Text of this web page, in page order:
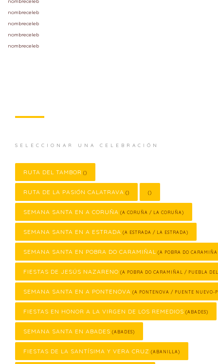
nombreceleb
nombreceleb
nombreceleb
nombreceleb
SELECCIONAR UNA CELEBRACIÓN
RUTA DEL TAMBOR ()
RUTA DE LA PASIÓN CALATRAVA () ()
SEMANA SANTA EN A CORUÑA (A CORUÑA / LA CORUÑA)
SEMANA SANTA EN A ESTRADA (A ESTRADA / LA ESTRADA)
SEMANA SANTA EN POBRA DO CARAMIÑAL (A POBRA DO
FIESTAS DE JESÚS NAZARENO (A POBRA DO CARAMIÑAL / PUEBLA
SEMANA SANTA EN A PONTENOVA (A PONTENOVA / PUENTE NUEVO-
FIESTAS EN HONOR A LA VIRGEN DE LOS REMEDIOS (ABADES)
SEMANA SANTA EN ABADES (ABADES)
FIESTAS DE LA SANTÍSIMA Y VERA CRUZ (ABANILLA)